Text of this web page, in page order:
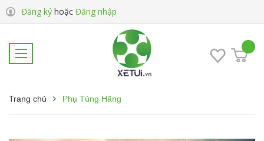
Đăng ký hoặc Đăng nhập
Trang chủ Phụ Tùng Hãng